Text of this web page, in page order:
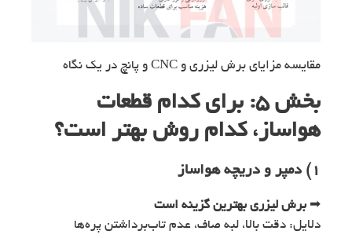
مقایسه مزایای برش لیزری و CNC و پانچ در یک نگاه
بخش ۵: برای کدام قطعات
هواساز، کدام روش بهتر است؟
۱) دمپر و دریچه هواساز
➡ برش لیزری بهترین گزینه است
دلایل: دقت بالا، لبه صاف، عدم تاب‌برداشتن پره‌ها